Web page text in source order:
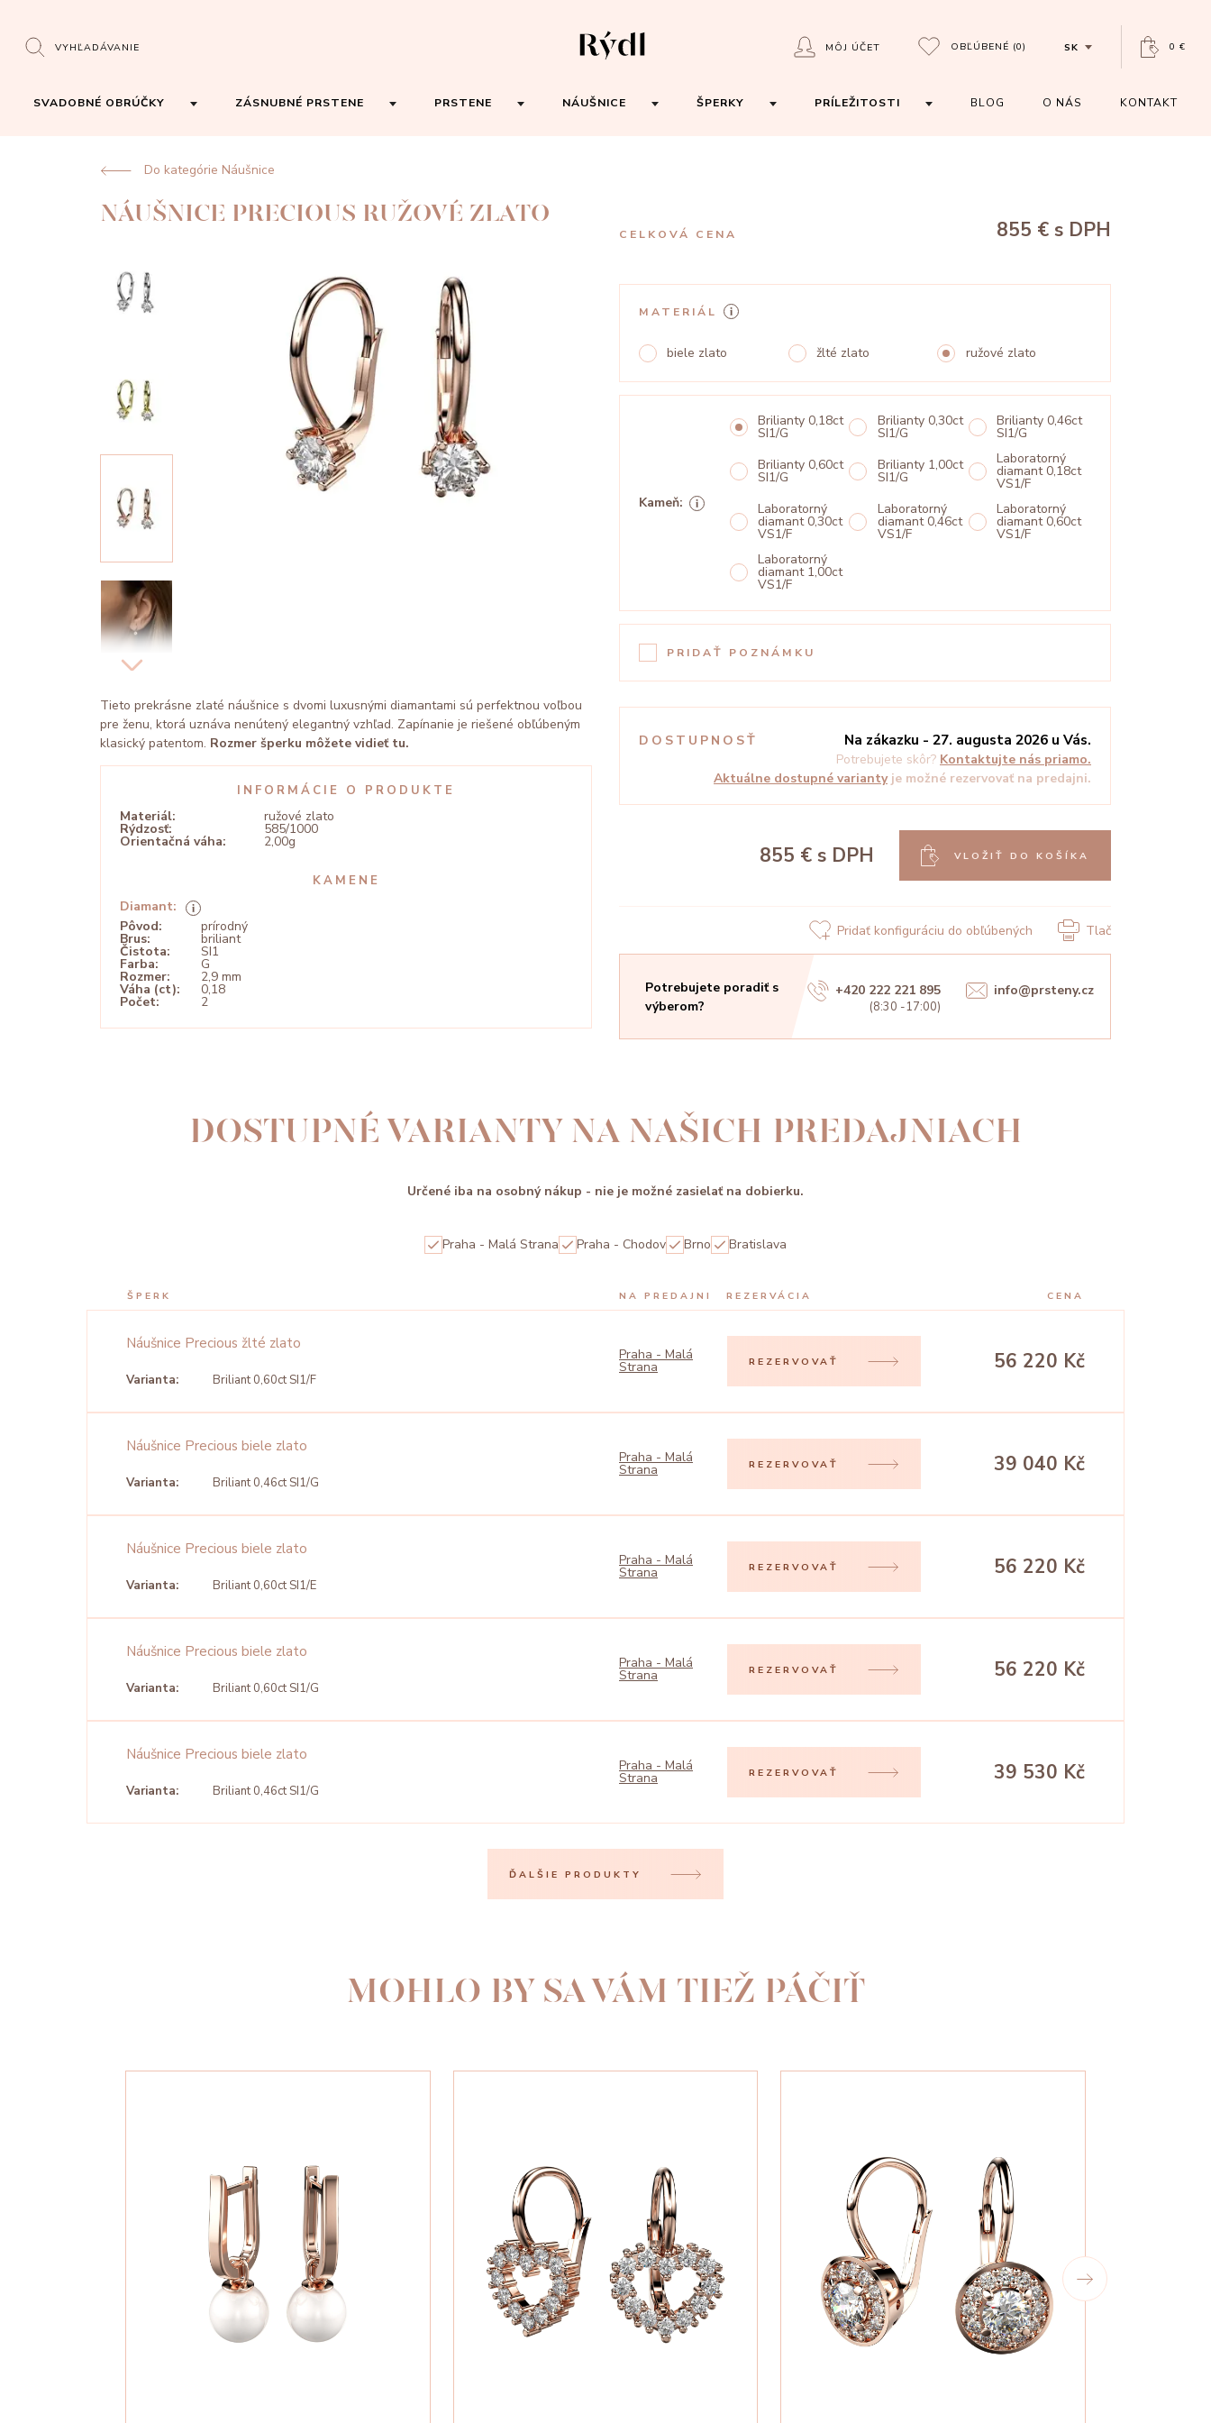
VYHĽADÁVANIE MÔJ ÚČET OBĽÚBENÉ (0) SK 0 €
SVADOBNÉ OBRÚČKY ZÁSNUBNÉ PRSTENE PRSTENE NÁUŠNICE ŠPERKY PRÍLEŽITOSTI BLOG O NÁS KONTAKT
Do kategórie Náušnice
NÁUŠNICE PRECIOUS RUŽOVÉ ZLATO
Tieto prekrásne zlaté náušnice s dvomi luxusnými diamantami sú perfektnou voľbou
pre ženu, ktorá uznáva nenútený elegantný vzhľad. Zapínanie je riešené obľúbeným
klasický patentom. Rozmer šperku môžete vidieť tu.
INFORMÁCIE O PRODUKTE
Materiál: ružové zlato
Rýdzosť: 585/1000
Orientačná váha: 2,00g
KAMENE
Diamant:
Pôvod:
prírodný
Brus: briliant
Čistota: SI1
Farba: G
Rozmer: 2,9 mm
Váha (ct): 0,18
Počet: 2
CELKOVÁ CENA 855 € s DPH
MATERIÁL
biele zlato žlté zlato ružové zlato
Kameň:
Brilianty 0,18ct
SI1/G
Brilianty 0,30ct
SI1/G
Brilianty 0,46ct
SI1/G
Brilianty 0,60ct
SI1/G
Brilianty 1,00ct
SI1/G
Laboratorný
diamant 0,18ct
VS1/F
Laboratorný
diamant 0,30ct
VS1/F
Laboratorný
diamant 0,46ct
VS1/F
Laboratorný
diamant 0,60ct
VS1/F
Laboratorný
diamant 1,00ct
VS1/F
PRIDAŤ POZNÁMKU
DOSTUPNOSŤ Na zákazku - 27. augusta 2026 u Vás.
Potrebujete skôr? Kontaktujte nás priamo.
Aktuálne dostupné varianty je možné rezervovať na predajni.
855 € s DPH VLOŽIŤ DO KOŠÍKA
Pridať konfiguráciu do obľúbených Tlač
Potrebujete poradiť s
výberom?
+420 222 221 895
(8:30 -17:00)
info@prsteny.cz
DOSTUPNÉ VARIANTY NA NAŠICH PREDAJNIACH
Určené iba na osobný nákup - nie je možné zasielať na dobierku.
Praha - Malá Strana Praha - Chodov Brno Bratislava
ŠPERK NA PREDAJNI REZERVÁCIA CENA
Náušnice Precious žlté zlato
Varianta: Briliant 0,60ct SI1/F
Praha - Malá
Strana REZERVOVAŤ 56 220 Kč
Náušnice Precious biele zlato
Varianta: Briliant 0,46ct SI1/G
Praha - Malá
Strana REZERVOVAŤ 39 040 Kč
Náušnice Precious biele zlato
Varianta: Briliant 0,60ct SI1/E
Praha - Malá
Strana REZERVOVAŤ 56 220 Kč
Náušnice Precious biele zlato
Varianta: Briliant 0,60ct SI1/G
Praha - Malá
Strana REZERVOVAŤ 56 220 Kč
Náušnice Precious biele zlato
Varianta: Briliant 0,46ct SI1/G
Praha - Malá
Strana REZERVOVAŤ 39 530 Kč
ĎALŠIE PRODUKTY
MOHLO BY SA VÁM TIEŽ PÁČIŤ